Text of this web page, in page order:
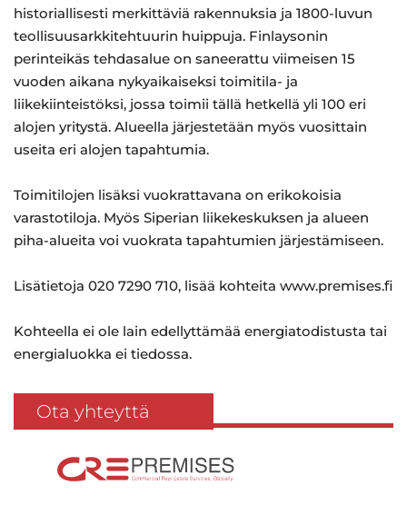
historiallisesti merkittäviä rakennuksia ja 1800-luvun
teollisuusarkkitehtuurin huippuja. Finlaysonin
perinteikäs tehdasalue on saneerattu viimeisen 15
vuoden aikana nykyaikaiseksi toimitila- ja
liikekiinteistöksi, jossa toimii tällä hetkellä yli 100 eri
alojen yritystä. Alueella järjestetään myös vuosittain
useita eri alojen tapahtumia.
Toimitilojen lisäksi vuokrattavana on erikokoisia
varastotiloja. Myös Siperian liikekeskuksen ja alueen
piha-alueita voi vuokrata tapahtumien järjestämiseen.
Lisätietoja 020 7290 710, lisää kohteita www.premises.fi
Kohteella ei ole lain edellyttämää energiatodistusta tai
energialuokka ei tiedossa.
Ota yhteyttä